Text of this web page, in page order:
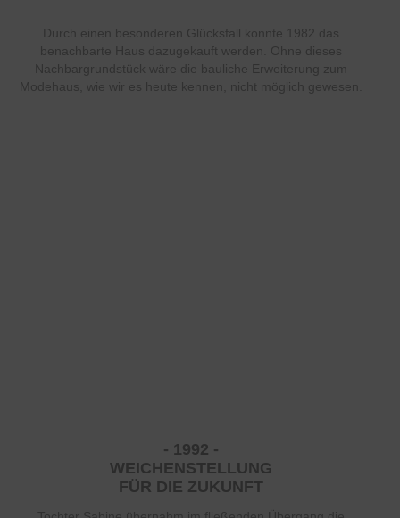
Durch einen besonderen Glücksfall konnte 1982 das
benachbarte Haus dazugekauft werden. Ohne dieses
Nachbargrundstück wäre die bauliche Erweiterung zum
Modehaus, wie wir es heute kennen, nicht möglich gewesen.
- 1992 -
WEICHENSTELLUNG
FÜR DIE ZUKUNFT